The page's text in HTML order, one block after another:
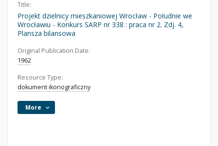
Title:
Projekt dzielnicy mieszkaniowej Wrocław - Południe we
Wrocławiu - Konkurs SARP nr 338 : praca nr 2. Zdj. 4,
Plansza bilansowa
Original Publication Date:
1962
Resource Type:
dokument ikonograficzny
More